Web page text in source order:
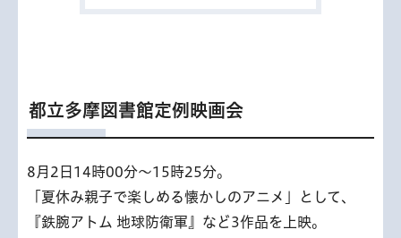
都立多摩図書館定例映画会
8月2日14時00分～15時25分。
「夏休み親子で楽しめる懐かしのアニメ」として、
『鉄腕アトム 地球防衛軍』など3作品を上映。